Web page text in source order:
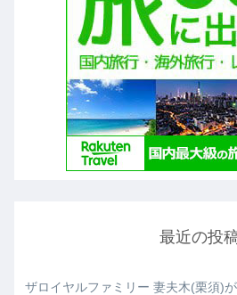
最近の投
ザロイヤルファミリー 妻夫木(栗須)